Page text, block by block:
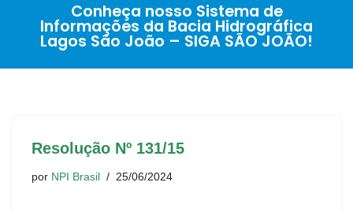
Conheça nosso Sistema de
Informações da Bacia Hidrográfica
Lagos São João – SIGA SÃO JOÃO!
Resolução Nº 131/15
por NPI Brasil 25/06/2024